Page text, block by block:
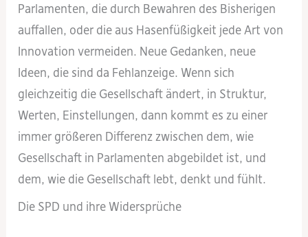
Parlamenten, die durch Bewahren des Bisherigen
auffallen, oder die aus Hasenfüßigkeit jede Art von
Innovation vermeiden. Neue Gedanken, neue
Ideen, die sind da Fehlanzeige. Wenn sich
gleichzeitig die Gesellschaft ändert, in Struktur,
Werten, Einstellungen, dann kommt es zu einer
immer größeren Differenz zwischen dem, wie
Gesellschaft in Parlamenten abgebildet ist, und
dem, wie die Gesellschaft lebt, denkt und fühlt.
Die SPD und ihre Widersprüche